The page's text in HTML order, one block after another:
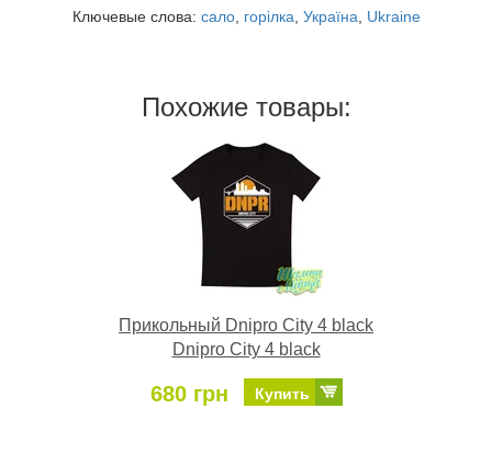
Ключевые слова: сало, горілка, Україна, Ukraine
Похожие товары:
Прикольный Dnipro City 4 black
Dnipro City 4 black
680 грн Купить